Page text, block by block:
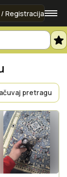
/ Registracija
pretragu